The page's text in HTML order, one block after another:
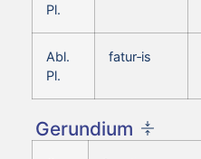
Pl.
Abl.
Pl.
fatur‑is
Gerundium